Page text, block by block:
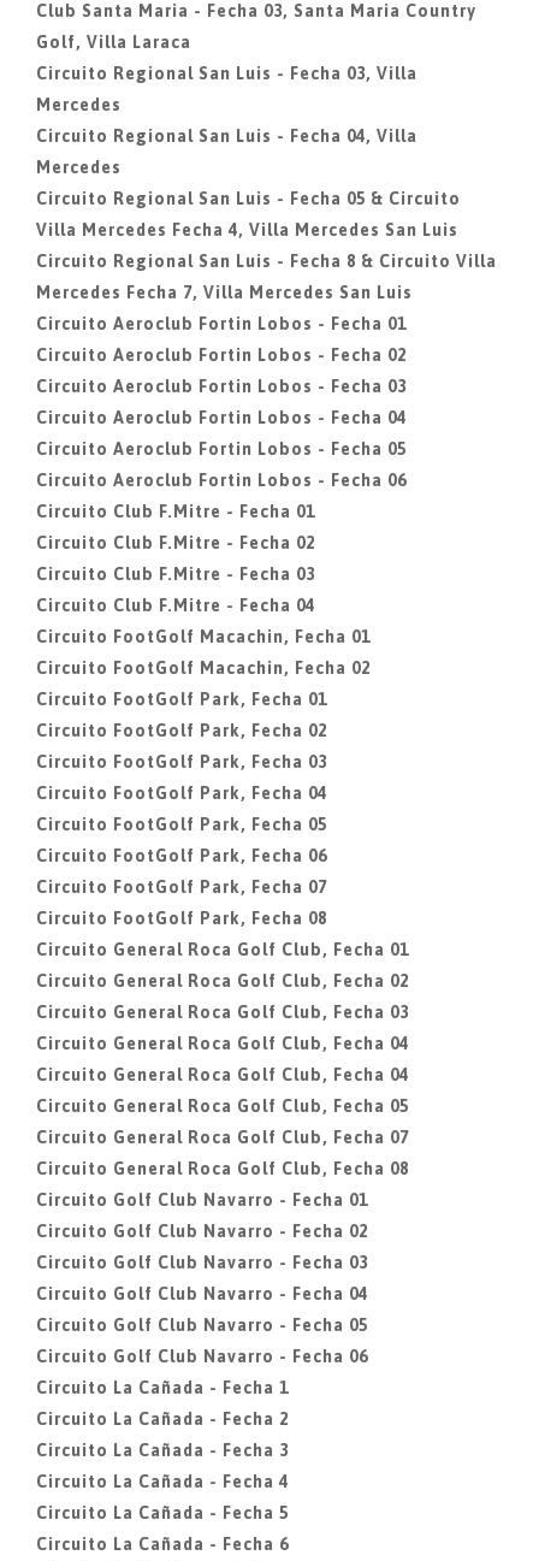
Club Santa Maria - Fecha 03, Santa Maria Country
Golf, Villa Laraca
Circuito Regional San Luis - Fecha 03, Villa
Mercedes
Circuito Regional San Luis - Fecha 04, Villa
Mercedes
Circuito Regional San Luis - Fecha 05 & Circuito
Villa Mercedes Fecha 4, Villa Mercedes San Luis
Circuito Regional San Luis - Fecha 8 & Circuito Villa
Mercedes Fecha 7, Villa Mercedes San Luis
Circuito Aeroclub Fortin Lobos - Fecha 01
Circuito Aeroclub Fortin Lobos - Fecha 02
Circuito Aeroclub Fortin Lobos - Fecha 03
Circuito Aeroclub Fortin Lobos - Fecha 04
Circuito Aeroclub Fortin Lobos - Fecha 05
Circuito Aeroclub Fortin Lobos - Fecha 06
Circuito Club F.Mitre - Fecha 01
Circuito Club F.Mitre - Fecha 02
Circuito Club F.Mitre - Fecha 03
Circuito Club F.Mitre - Fecha 04
Circuito FootGolf Macachin, Fecha 01
Circuito FootGolf Macachin, Fecha 02
Circuito FootGolf Park, Fecha 01
Circuito FootGolf Park, Fecha 02
Circuito FootGolf Park, Fecha 03
Circuito FootGolf Park, Fecha 04
Circuito FootGolf Park, Fecha 05
Circuito FootGolf Park, Fecha 06
Circuito FootGolf Park, Fecha 07
Circuito FootGolf Park, Fecha 08
Circuito General Roca Golf Club, Fecha 01
Circuito General Roca Golf Club, Fecha 02
Circuito General Roca Golf Club, Fecha 03
Circuito General Roca Golf Club, Fecha 04
Circuito General Roca Golf Club, Fecha 04
Circuito General Roca Golf Club, Fecha 05
Circuito General Roca Golf Club, Fecha 07
Circuito General Roca Golf Club, Fecha 08
Circuito Golf Club Navarro - Fecha 01
Circuito Golf Club Navarro - Fecha 02
Circuito Golf Club Navarro - Fecha 03
Circuito Golf Club Navarro - Fecha 04
Circuito Golf Club Navarro - Fecha 05
Circuito Golf Club Navarro - Fecha 06
Circuito La Cañada - Fecha 1
Circuito La Cañada - Fecha 2
Circuito La Cañada - Fecha 3
Circuito La Cañada - Fecha 4
Circuito La Cañada - Fecha 5
Circuito La Cañada - Fecha 6